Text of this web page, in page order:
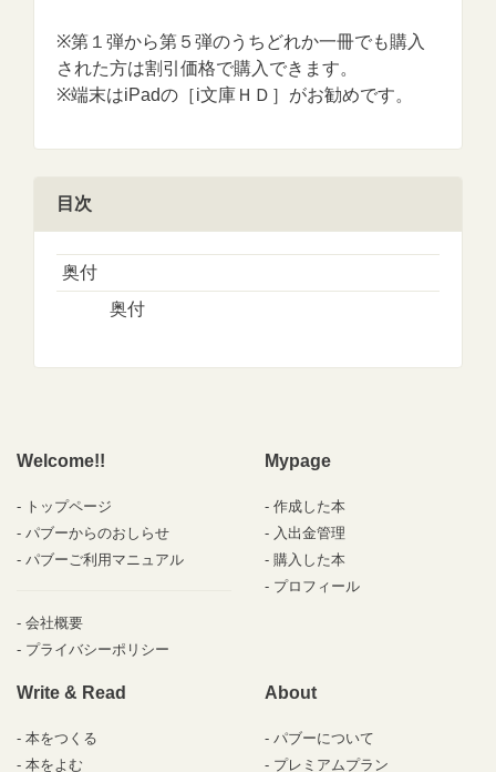
※第１弾から第５弾のうちどれか一冊でも購入
された方は割引価格で購入できます。
※端末はiPadの［i文庫ＨＤ］がお勧めです。
目次
奥付
奥付
Welcome!!
トップページ
パブーからのおしらせ
パブーご利用マニュアル
会社概要
プライバシーポリシー
Mypage
作成した本
入出金管理
購入した本
プロフィール
Write & Read
本をつくる
本をよむ
About
パブーについて
プレミアムプラン